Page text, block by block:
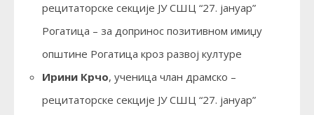
рецитаторске секције ЈУ СШЦ “27. јануар”
Рогатица – за допринос позитивном имиџу
општине Рогатица кроз развој културе
Ирини Крчо, ученица члан драмско –
рецитаторске секције ЈУ СШЦ “27. јануар”